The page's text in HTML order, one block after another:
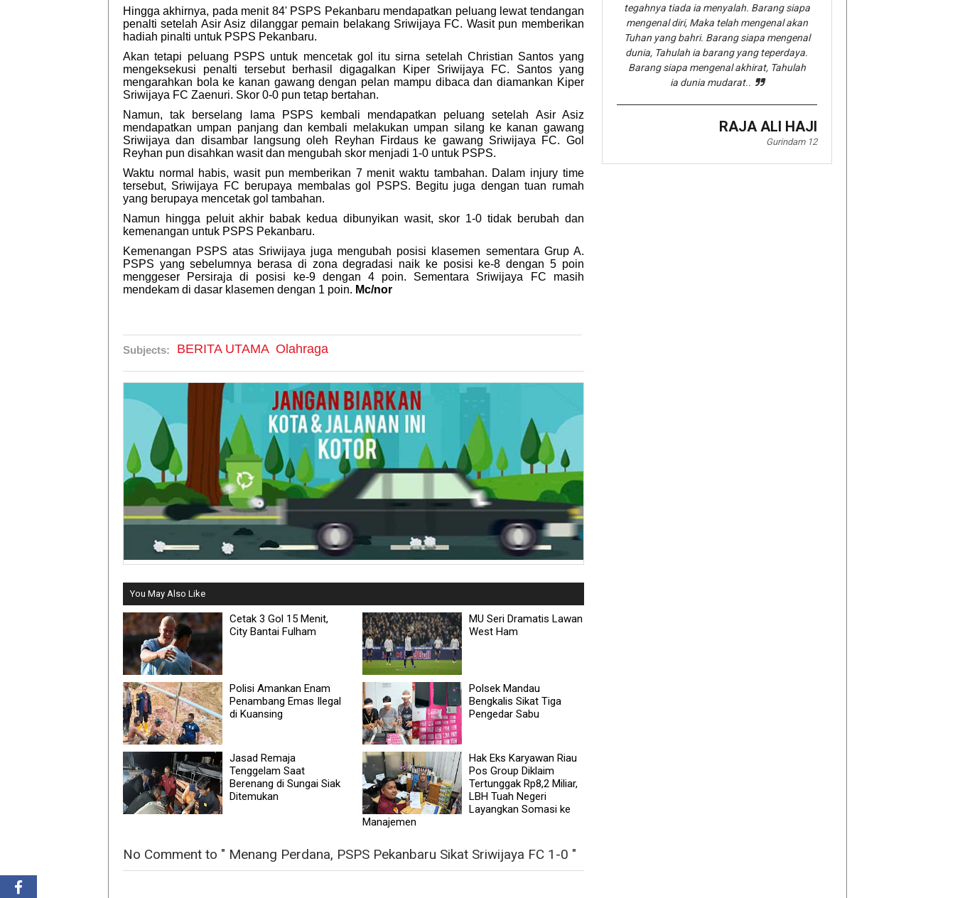
Hingga akhirnya, pada menit 84' PSPS Pekanbaru mendapatkan peluang lewat tendangan
penalti setelah Asir Asiz dilanggar pemain belakang Sriwijaya FC. Wasit pun memberikan
hadiah pinalti untuk PSPS Pekanbaru.
Akan tetapi peluang PSPS untuk mencetak gol itu sirna setelah Christian Santos yang
mengeksekusi penalti tersebut berhasil digagalkan Kiper Sriwijaya FC. Santos yang
mengarahkan bola ke kanan gawang dengan pelan mampu dibaca dan diamankan Kiper
Sriwijaya FC Zaenuri. Skor 0-0 pun tetap bertahan.
Namun, tak berselang lama PSPS kembali mendapatkan peluang setelah Asir Asiz
mendapatkan umpan panjang dan kembali melakukan umpan silang ke kanan gawang
Sriwijaya dan disambar langsung oleh Reyhan Firdaus ke gawang Sriwijaya FC. Gol
Reyhan pun disahkan wasit dan mengubah skor menjadi 1-0 untuk PSPS.
Waktu normal habis, wasit pun memberikan 7 menit waktu tambahan. Dalam injury time
tersebut, Sriwijaya FC berupaya membalas gol PSPS. Begitu juga dengan tuan rumah
yang berupaya mencetak gol tambahan.
Namun hingga peluit akhir babak kedua dibunyikan wasit, skor 1-0 tidak berubah dan
kemenangan untuk PSPS Pekanbaru.
Kemenangan PSPS atas Sriwijaya juga mengubah posisi klasemen sementara Grup A.
PSPS yang sebelumnya berasa di zona degradasi naik ke posisi ke-8 dengan 5 poin
menggeser Persiraja di posisi ke-9 dengan 4 poin. Sementara Sriwijaya FC masih
mendekam di dasar klasemen dengan 1 poin. Mc/nor
Subjects: BERITA UTAMA Olahraga
You May Also Like
Cetak 3 Gol 15 Menit,
City Bantai Fulham
MU Seri Dramatis Lawan
West Ham
Polisi Amankan Enam
Penambang Emas Ilegal
di Kuansing
Polsek Mandau
Bengkalis Sikat Tiga
Pengedar Sabu
Jasad Remaja
Tenggelam Saat
Berenang di Sungai Siak
Ditemukan
Hak Eks Karyawan Riau
Pos Group Diklaim
Tertunggak Rp8,2 Miliar,
LBH Tuah Negeri
Layangkan Somasi ke
Manajemen
No Comment to " Menang Perdana, PSPS Pekanbaru Sikat Sriwijaya FC 1-0 "
tegahnya tiada ia menyalah. Barang siapa
mengenal diri, Maka telah mengenal akan
Tuhan yang bahri. Barang siapa mengenal
dunia, Tahulah ia barang yang teperdaya.
Barang siapa mengenal akhirat, Tahulah
ia dunia mudarat..
RAJA ALI HAJI
Gurindam 12